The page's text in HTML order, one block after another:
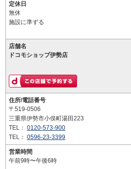
定休日
無休
施設に準ずる
店舗名
ドコモショップ伊勢店
住所/電話番号
〒519-0506
三重県伊勢市小俣町湯田223
TEL： 0120-573-900
TEL： 0596-23-3399
営業時間
午前9時〜午後6時